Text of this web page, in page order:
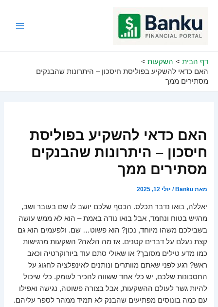
דף הבית
השקעות
האם כדאי להשקיע בפוליסת חיסכון – היתרונות שהבנקים
מסתירים ממך
האם כדאי להשקיע בפוליסת
חיסכון – היתרונות שהבנקים
מסתירים ממך
מאתBanku
/ יולי 12, 2025
יאללה, בואו נדבר תכלס. הכסף שלכם יושב לו שם בעובר ושב,
מרגיש בטוח ונחמד, אבל בואו נודה באמת – הוא לא ממש עושה
בשבילכם משהו מיוחד, נכון? הוא פשוט… שם. ולפעמים הוא גם
קצת נעלם על דברים קטנים. אז מה הלאה? השקעות מרגישות
כמו מדע טילים מסובך? או שאולי סתם עוד ביורוקרטיה וכאב
ראש? רגע לפני שאתם מוותרים ונותנים לאינפלציה לחגוג על
החסכונות שלכם, יש כלי אחד ששווה להכיר לעומק. כלי שיכול
להיות גשר לעולם ההשקעות, אבל בצורה פשוטה, נגישה ואפילו
עם כמה בונוסים מפתיעים שהבנק לא תמיד ממהר לספר עליהם.